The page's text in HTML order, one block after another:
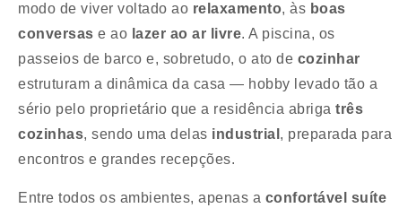
modo de viver voltado ao relaxamento, às boas
conversas e ao lazer ao ar livre. A piscina, os
passeios de barco e, sobretudo, o ato de cozinhar
estruturam a dinâmica da casa — hobby levado tão a
sério pelo proprietário que a residência abriga três
cozinhas, sendo uma delas industrial , preparada para
encontros e grandes recepções.
Entre todos os ambientes, apenas a confortável suíte